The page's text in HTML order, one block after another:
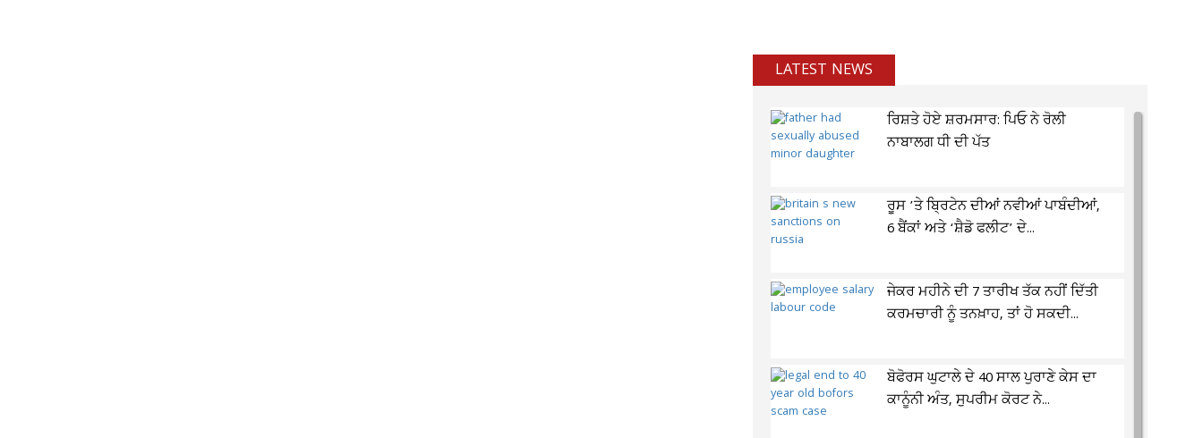
LATEST NEWS
ਰਿਸ਼ਤੇ ਹੋਏ ਸ਼ਰਮਸਾਰ: ਪਿਓ ਨੇ ਰੋਲੀ
ਨਾਬਾਲਗ ਧੀ ਦੀ ਪੱਤ
ਰੂਸ ’ਤੇ ਬ੍ਰਿਟੇਨ ਦੀਆਂ ਨਵੀਆਂ ਪਾਬੰਦੀਆਂ,
6 ਬੈਂਕਾਂ ਅਤੇ ‘ਸ਼ੈਡੋ ਫਲੀਟ’ ਦੇ...
ਜੇਕਰ ਮਹੀਨੇ ਦੀ 7 ਤਾਰੀਖ ਤੱਕ ਨਹੀਂ ਦਿੱਤੀ
ਕਰਮਚਾਰੀ ਨੂੰ ਤਨਖ਼ਾਹ, ਤਾਂ ਹੋ ਸਕਦੀ...
ਬੋਫੋਰਸ ਘੁਟਾਲੇ ਦੇ 40 ਸਾਲ ਪੁਰਾਣੇ ਕੇਸ ਦਾ
ਕਾਨੂੰਨੀ ਅੰਤ, ਸੁਪਰੀਮ ਕੋਰਟ ਨੇ...